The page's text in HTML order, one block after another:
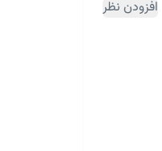
افزودن نظر